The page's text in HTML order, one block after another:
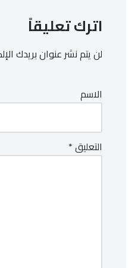
اترك تعليقاً
لن يتم نشر عنوان بريدك
الاسم
التعليق*